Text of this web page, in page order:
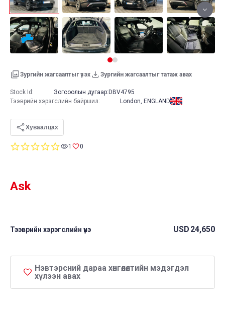
Зургийн жагсаалтыг үзэх Зургийн жагсаалтыг татаж авах
0.01 0
Ask
Тээврийн хэрэгслийн үнэ USD 24,650
Нэвтэрсний дараа хөнгөлөлтийн мэдэгдэл
хүлээн авах
Stock Id: Зогсоолын дугаар: DBV4795
Тээврийн хэрэгслийн байршил: London, ENGLAND
Хуваалцах